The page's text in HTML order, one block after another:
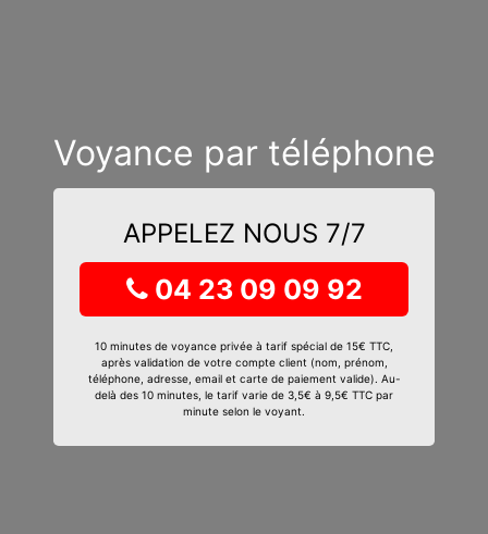
Voyance par téléphone
APPELEZ NOUS 7/7
04 23 09 09 92
10 minutes de voyance privée à tarif spécial de 15€ TTC,
après validation de votre compte client (nom, prénom,
téléphone, adresse, email et carte de paiement valide). Au-
delà des 10 minutes, le tarif varie de 3,5€ à 9,5€ TTC par
minute selon le voyant.